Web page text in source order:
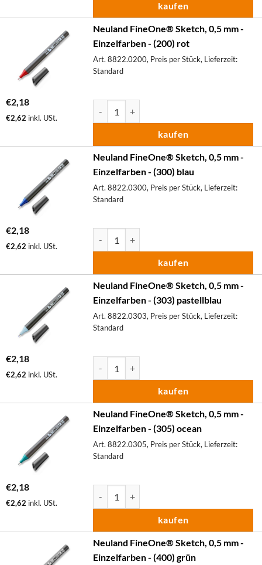
kaufen
Neuland FineOne® Sketch, 0,5 mm -
Einzelfarben - (200) rot
Art. 8822.0200, Preis per Stück, Lieferzeit:
Standard
€2,18
€2,62 inkl. USt.
kaufen
Neuland FineOne® Sketch, 0,5 mm -
Einzelfarben - (300) blau
Art. 8822.0300, Preis per Stück, Lieferzeit:
Standard
€2,18
€2,62 inkl. USt.
kaufen
Neuland FineOne® Sketch, 0,5 mm -
Einzelfarben - (303) pastellblau
Art. 8822.0303, Preis per Stück, Lieferzeit:
Standard
€2,18
€2,62 inkl. USt.
kaufen
Neuland FineOne® Sketch, 0,5 mm -
Einzelfarben - (305) ocean
Art. 8822.0305, Preis per Stück, Lieferzeit:
Standard
€2,18
€2,62 inkl. USt.
kaufen
Neuland FineOne® Sketch, 0,5 mm -
Einzelfarben - (400) grün